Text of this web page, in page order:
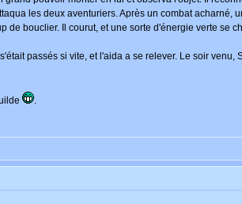
les deux aventuriers. Après un combat acharné,
bouclier. Il courut, et une sorte d'énergie verte se
passés si vite, et l'aida a se relever. Le soir
.